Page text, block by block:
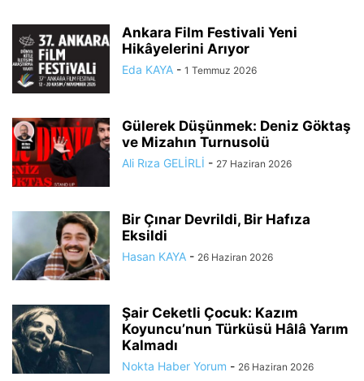
Ankara Film Festivali Yeni
Hikâyelerini Arıyor
Eda KAYA - 1 Temmuz 2026
Gülerek Düşünmek: Deniz Göktaş
ve Mizahın Turnusolü
Ali Rıza GELİRLİ - 27 Haziran 2026
Bir Çınar Devrildi, Bir Hafıza
Eksildi
Hasan KAYA - 26 Haziran 2026
Şair Ceketli Çocuk: Kazım
Koyuncu’nun Türküsü Hâlâ Yarım
Kalmadı
Nokta Haber Yorum - 26 Haziran 2026